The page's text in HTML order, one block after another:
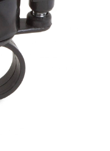
(3.5 cm) and
is suitable for all
tube Ø 22.2 mm
a neat hang card.